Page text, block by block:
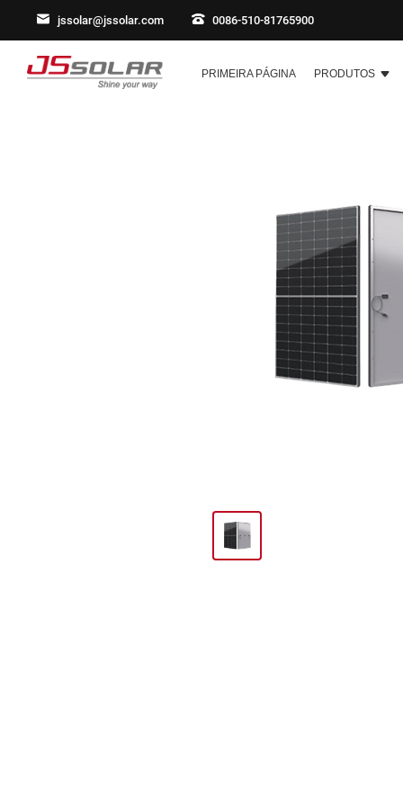
jssolar@jssolar.com 0086-510-81765900
PRIMEIRA PÁGINA PRODUTOS